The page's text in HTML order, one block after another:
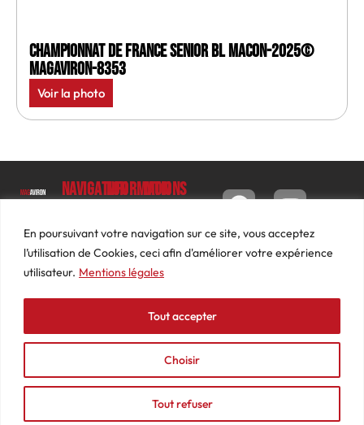
En poursuivant votre navigation sur ce site, vous acceptez
l’utilisation de Cookies, ceci afin d'améliorer votre expérience
utilisateur. Mentions légales
Choisir
Tout refuser
Tout accepter
Championnat de France senior BL Macon-2025©
MagAviron-8353
Voir la photo
Luc
Barbier
69640
74
87
contact@mediasaviron.fr
Navigation
Le
Magazine
Photos
Actualités
Podcasts
Informations
Conditions
générales
de ventes
Mentions
légales
Mon
Tableau
de bord
Commandes
Adresses
Détails
du
compte